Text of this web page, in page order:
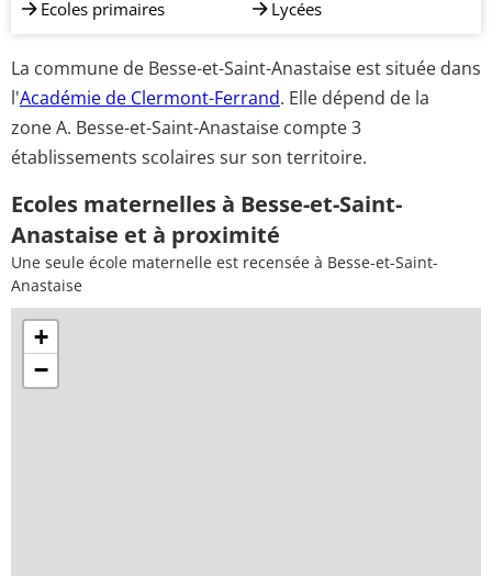
Ecoles primaires
Lycées
La commune de Besse-et-Saint-Anastaise est située dans
l'Académie de Clermont-Ferrand. Elle dépend de la
zone A. Besse-et-Saint-Anastaise compte 3
établissements scolaires sur son territoire.
Ecoles maternelles à Besse-et-Saint-
Anastaise et à proximité
Une seule école maternelle est recensée à Besse-et-Saint-
Anastaise
+
−